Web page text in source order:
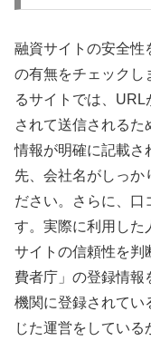
融資サイトの安全性
の有無をチェックし
るサイトでは、
されて送信されるた
情報が明確に記載さ
先、会社名がしっか
ださい。さらに、口
す。実際に利用した
サイトの信頼性を判
費者庁」の登録情報
機関に登録されてい
じた運営をしてい